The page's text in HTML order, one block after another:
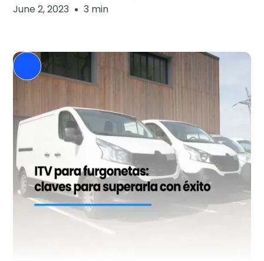
June 2, 2023 3 min